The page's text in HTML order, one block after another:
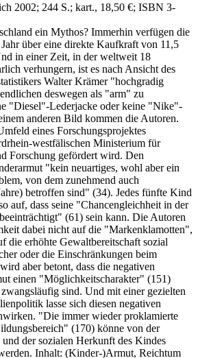
2002; 244 S.; kart., 18,50 €; ISBN 3-
ein Mythos? Immerhin verfügen die
über eine direkte Kaufkraft von 11,5
in einer Zeit, in der weltweit 18
verhungern, ist es nach Ansicht des
Walter Krämer "hochgradig
deswegen als "arm" zu
"Diesel"-Lederjacke oder keine "Nike"-
anderen Bild kommen die Autoren.
eines Forschungsprojektes
westfälischen Ministerium für
Forschung gefördert wird. Den
"kein neuartiges, wohl aber ein
von dem zunehmend auch
betroffen sind" (34). Jedes fünfte Kind
auf, dass seine "Chancengleichheit in der
(61) sein kann. Die Autoren
dabei nicht auf die "Markenklamotten",
die erhöhte Gewaltbereitschaft sozial
oder die Einschränkungen beim
aber betont, dass die negativen
einen "Möglichkeitscharakter" (151)
sind. Und mit einer gezielten
lasse sich diesen negativen
"Die immer wieder proklamierte
(170) könne von der
der sozialen Herkunft des Kindes
Inhalt: (Kinder-)Armut, Reichtum